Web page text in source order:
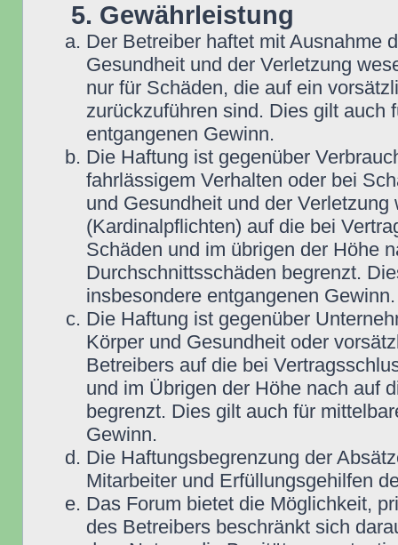
5. Gewährleistung
Der Betreiber haftet mit Ausnahme
Gesundheit und der Verletzung
nur für Schäden, die auf ein
zurückzuführen sind. Dies gilt auch
entgangenen Gewinn.
Die Haftung ist gegenüber
fahrlässigem Verhalten oder bei
und Gesundheit und der
(Kardinalpflichten) auf die bei
Schäden und im übrigen der Höhe
Durchschnittsschäden begrenzt.
insbesondere entgangenen Gewinn.
Die Haftung ist gegenüber
Körper und Gesundheit oder
Betreibers auf die bei
und im Übrigen der Höhe nach auf
begrenzt. Dies gilt auch für
Gewinn.
Die Haftungsbegrenzung der
Mitarbeiter und Erfüllungsgehilfen
Das Forum bietet die Möglichkeit,
des Betreibers beschränkt sich